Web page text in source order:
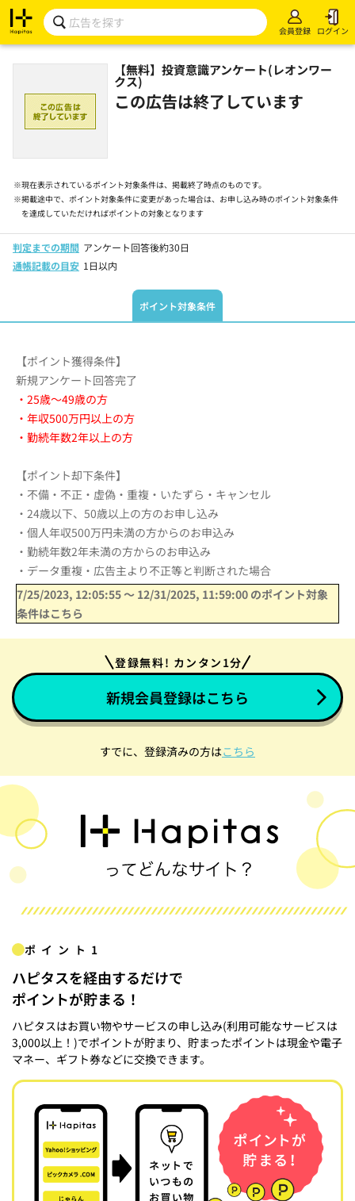
会員登録 ログイン
【無料】投資意識アンケート(レオンワー
クス)
この広告は終了しています
※現在表示されているポイント対象条件は、掲載終了時点のものです。
※掲載途中で、ポイント対象条件に変更があった場合は、お申し込み時のポイント対象条件
を達成していただければポイントの対象となります
判定までの期間 アンケート回答後約30日
通帳記載の目安 1日以内
ポイント対象条件
【ポイント獲得条件】
新規アンケート回答完了
・25歳～49歳の方
・年収500万円以上の方
・勤続年数2年以上の方
【ポイント却下条件】
・不備・不正・虚偽・重複・いたずら・キャンセル
・24歳以下、50歳以上の方のお申し込み
・個人年収500万円未満の方からのお申込み
・勤続年数2年未満の方からのお申込み
・データ重複・広告主より不正等と判断された場合
7/25/2023, 12:05:55〜 12/31/2025, 11:59:00 のポイント対象
条件はこちら
登録無料! カンタン1分
新規会員登録はこちら
すでに、登録済みの方はこちら
ポイント1
ハピタスを経由するだけで
ポイントが貯まる！
ハピタスはお買い物やサービスの申し込み(利用可能なサービスは
3,000以上！)でポイントが貯まり、貯まったポイントは現金や電子
マネー、ギフト券などに交換できます。